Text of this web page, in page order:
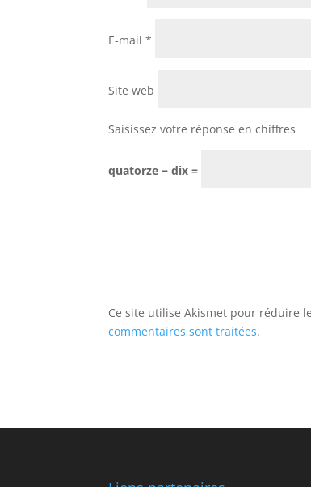
E-mail*
Site web
Saisissez votre réponse en chiffres
quatorze − dix =
Ce site utilise Akismet pour réduire
commentaires sont traitées.